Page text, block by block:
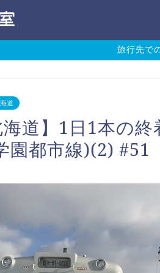
旅行先で
道
海道】1日1本の
園都市線)(2) #51